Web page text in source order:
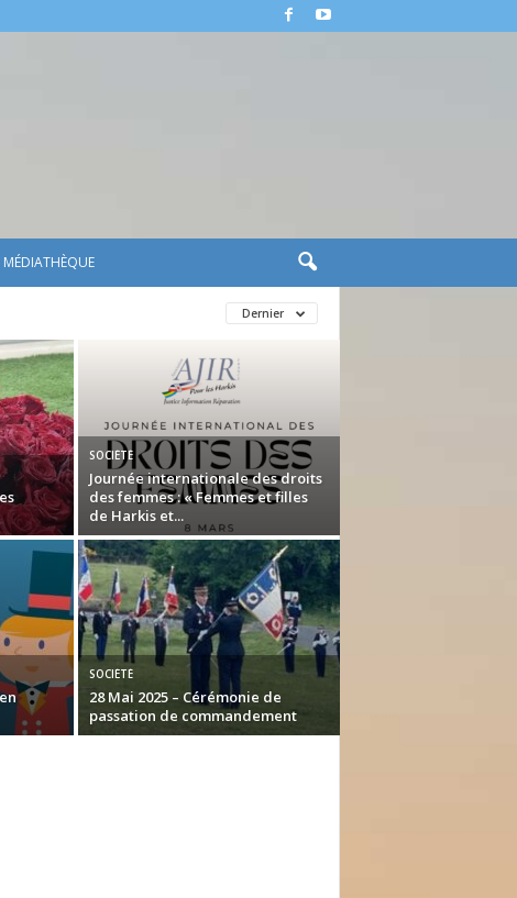
MÉDIATHÈQUE
Dernier
SOCIÉTÉ
Journée internationale des droits
des femmes : « Femmes et filles
de Harkis et...
SOCIÉTÉ
28 Mai 2025 – Cérémonie de
passation de commandement